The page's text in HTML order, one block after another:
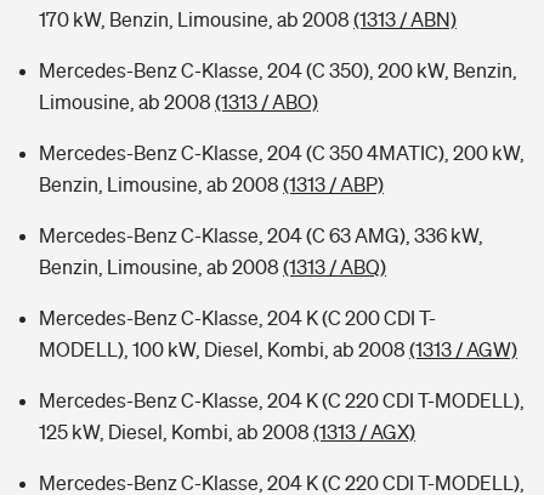
170 kW, Benzin, Limousine, ab 2008 (1313 / ABN)
Mercedes-Benz C-Klasse, 204 (C 350), 200 kW, Benzin,
Limousine, ab 2008 (1313 / ABO)
Mercedes-Benz C-Klasse, 204 (C 350 4MATIC), 200 kW,
Benzin, Limousine, ab 2008 (1313 / ABP)
Mercedes-Benz C-Klasse, 204 (C 63 AMG), 336 kW,
Benzin, Limousine, ab 2008 (1313 / ABQ)
Mercedes-Benz C-Klasse, 204 K (C 200 CDI T-
MODELL), 100 kW, Diesel, Kombi, ab 2008 (1313 / AGW)
Mercedes-Benz C-Klasse, 204 K (C 220 CDI T-MODELL),
125 kW, Diesel, Kombi, ab 2008 (1313 / AGX)
Mercedes-Benz C-Klasse, 204 K (C 220 CDI T-MODELL),